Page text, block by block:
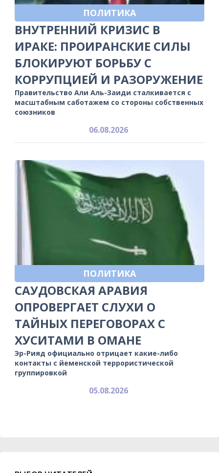
ПОЛИТИКА
ВНУТРЕННИЙ КРИЗИС В
ИРАКЕ: ПРОИРАНСКИЕ СИЛЫ
БЛОКИРУЮТ БОРЬБУ С
КОРРУПЦИЕЙ И РАЗОРУЖЕНИЕ
Правительство Али Аль-Заиди сталкивается с
масштабным саботажем со стороны собственных
союзников
06.08.2026
ПОЛИТИКА
САУДОВСКАЯ АРАВИЯ
ОПРОВЕРГАЕТ СЛУХИ О
ТАЙНЫХ ПЕРЕГОВОРАХ С
ХУСИТАМИ В ОМАНЕ
Эр-Рияд официально отрицает какие-либо
контакты с йеменской террористической
группировкой
05.08.2026